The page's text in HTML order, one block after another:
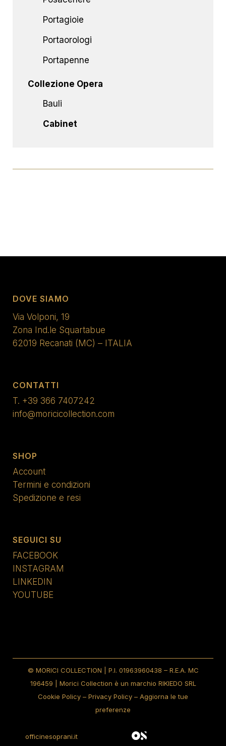
Portagioie
Portaorologi
Portapenne
Collezione Opera
Bauli
Cabinet
DOVE SIAMO
Via Volponi, 19
Zona Ind.le Squartabue
62019 Recanati (MC) – ITALIA
CONTATTI
T. +39 366 7407242
info@moricicollection.com
SHOP
Account
Termini e condizioni
Spedizione e resi
SEGUICI SU
FACEBOOK
INSTAGRAM
LINKEDIN
YOUTUBE
© MORICI COLLECTION | P.I. 01963960438 – R.E.A. MC
196459 | Morici Collection è un marchio RIKIEDO SRL
Cookie Policy – Privacy Policy – Aggiorna le tue
preferenze
officinesoprani.it